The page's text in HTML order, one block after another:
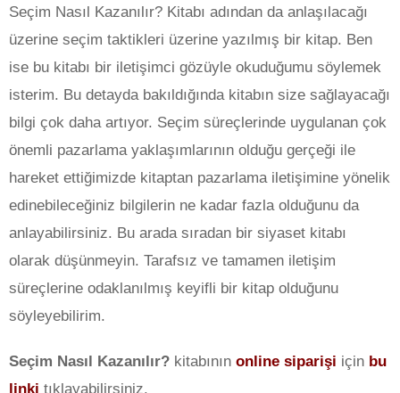
Seçim Nasıl Kazanılır? Kitabı adından da anlaşılacağı
üzerine seçim taktikleri üzerine yazılmış bir kitap. Ben
ise bu kitabı bir iletişimci gözüyle okuduğumu söylemek
isterim. Bu detayda bakıldığında kitabın size sağlayacağı
bilgi çok daha artıyor. Seçim süreçlerinde uygulanan çok
önemli pazarlama yaklaşımlarının olduğu gerçeği ile
hareket ettiğimizde kitaptan pazarlama iletişimine yönelik
edinebileceğiniz bilgilerin ne kadar fazla olduğunu da
anlayabilirsiniz. Bu arada sıradan bir siyaset kitabı
olarak düşünmeyin. Tarafsız ve tamamen iletişim
süreçlerine odaklanılmış keyifli bir kitap olduğunu
söyleyebilirim.
Seçim Nasıl Kazanılır? kitabının online siparişi için bu
linki tıklayabilirsiniz.